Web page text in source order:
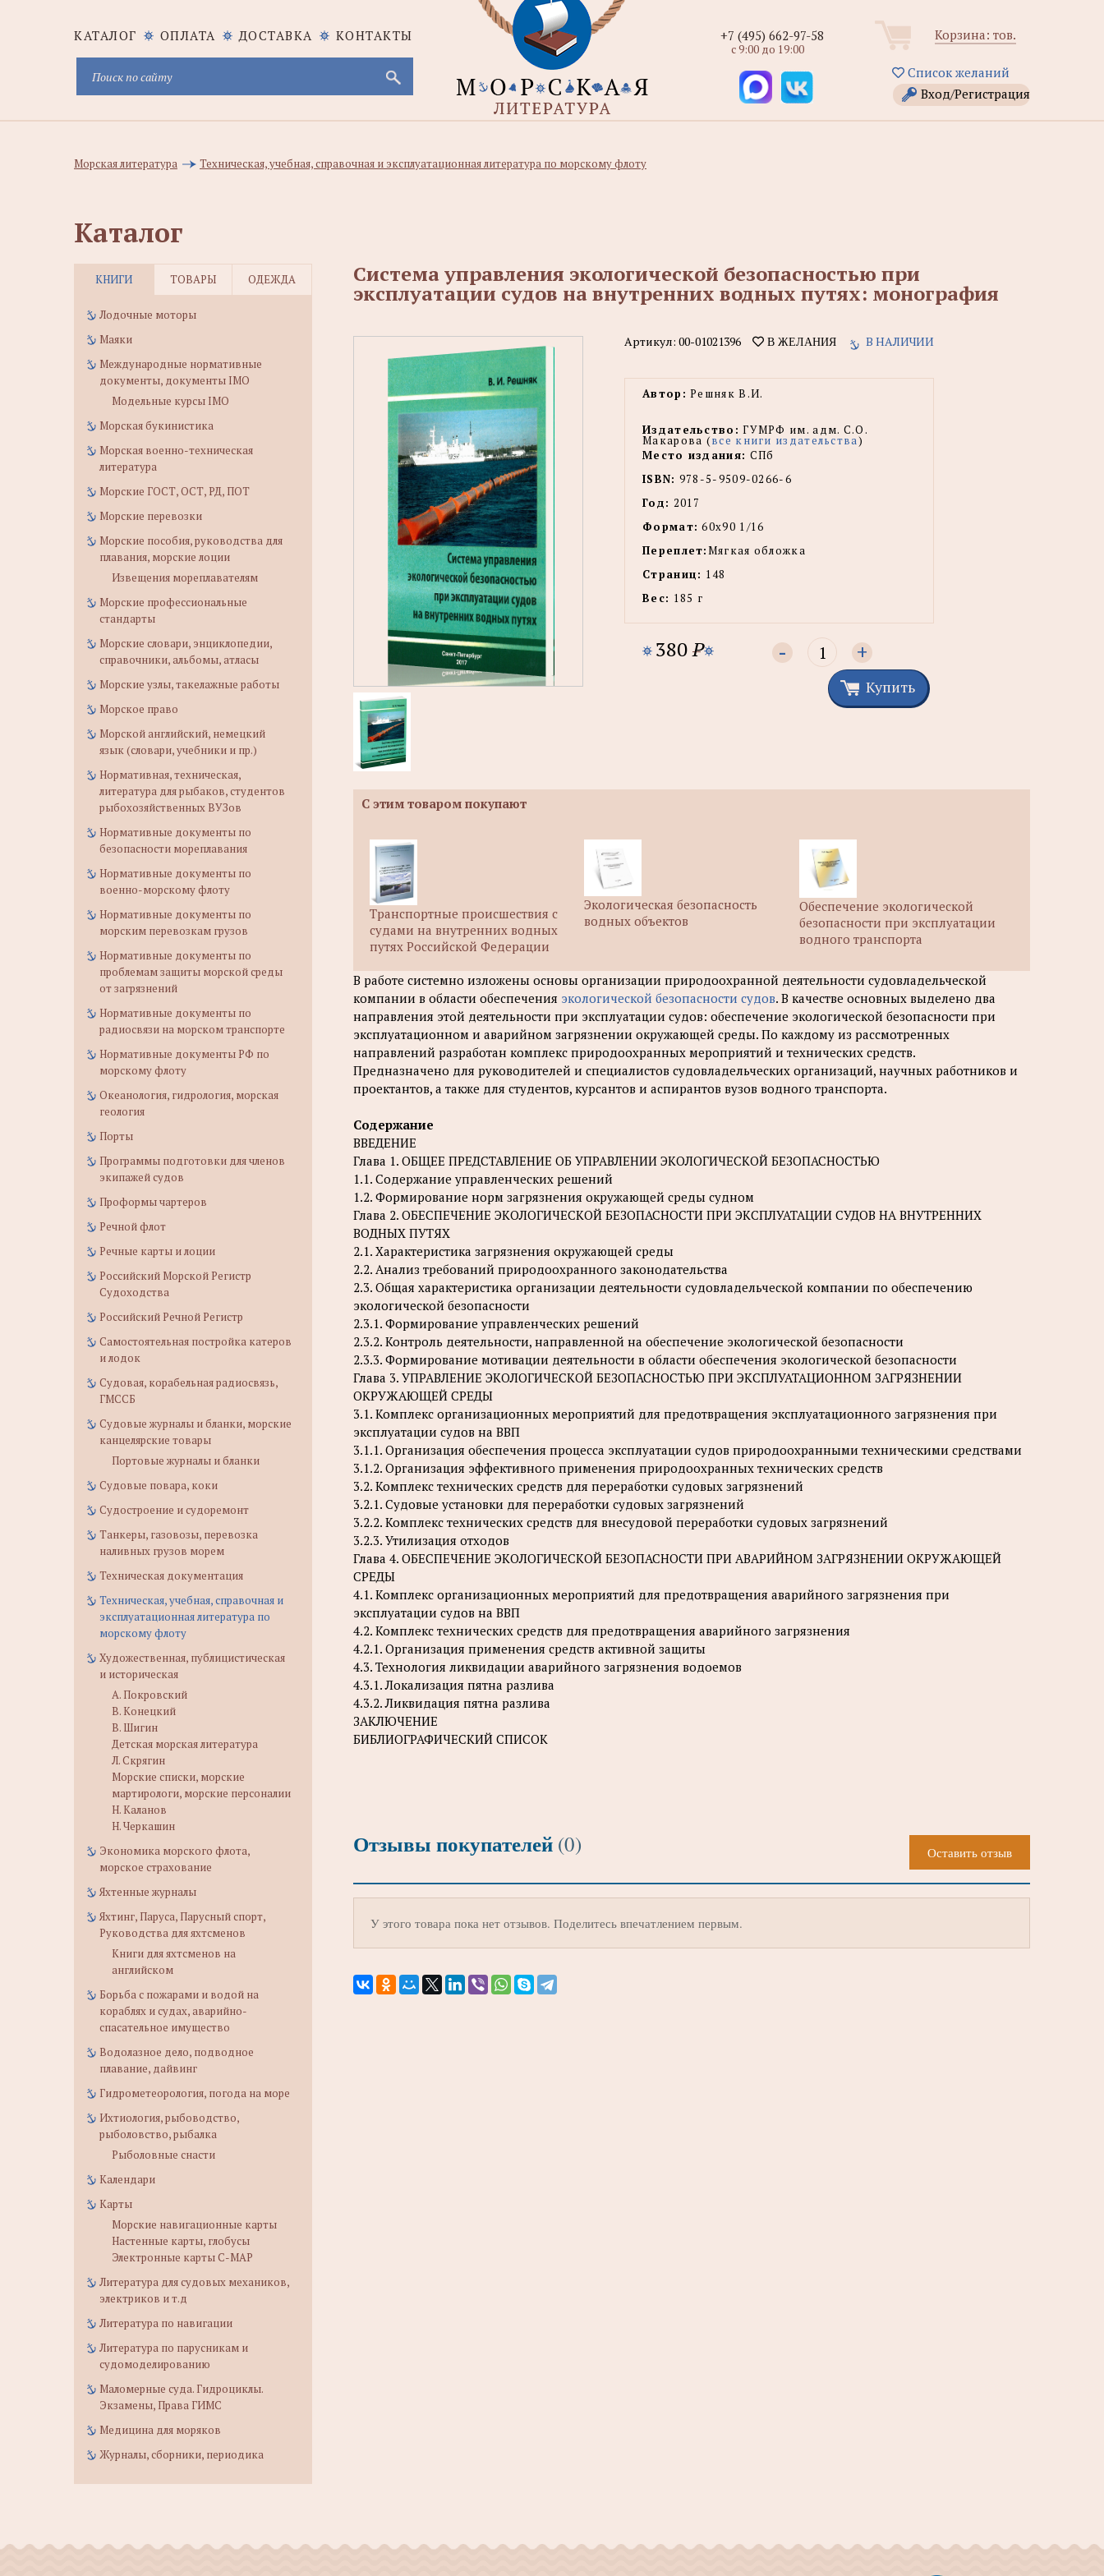
КАТАЛОГ ОПЛАТА ДОСТАВКА КОНТАКТЫ Корзина: тов.
Список желаний
Вход/Регистрация
+7 (495) 662-97-58
с 9:00 до 19:00
Морская литература Техническая, учебная, справочная и эксплуатационная литература по морскому флоту
Каталог
КНИГИ ТОВАРЫ ОДЕЖДА
Лодочные моторы
Маяки
Международные нормативные
документы, документы IMO
Модельные курсы IMO
Морская букинистика
Морская военно-техническая
литература
Морские ГОСТ, ОСТ, РД, ПОТ
Морские перевозки
Морские пособия, руководства для
плавания, морские лоции
Извещения мореплавателям
Морские профессиональные
стандарты
Морские словари, энциклопедии,
справочники, альбомы, атласы
Морские узлы, такелажные работы
Морское право
Морской английский, немецкий
язык (словари, учебники и пр.)
Нормативная, техническая,
литература для рыбаков, студентов
рыбохозяйственных ВУЗов
Нормативные документы по
безопасности мореплавания
Нормативные документы по
военно-морскому флоту
Нормативные документы по
морским перевозкам грузов
Нормативные документы по
проблемам защиты морской среды
от загрязнений
Нормативные документы по
радиосвязи на морском транспорте
Нормативные документы РФ по
морскому флоту
Океанология, гидрология, морская
геология
Порты
Программы подготовки для членов
экипажей судов
Проформы чартеров
Речной флот
Речные карты и лоции
Российский Морской Регистр
Судоходства
Российский Речной Регистр
Самостоятельная постройка катеров
и лодок
Судовая, корабельная радиосвязь,
ГМССБ
Судовые журналы и бланки, морские
канцелярские товары
Портовые журналы и бланки
Судовые повара, коки
Судостроение и судоремонт
Танкеры, газовозы, перевозка
наливных грузов морем
Техническая документация
Техническая, учебная, справочная и
эксплуатационная литература по
морскому флоту
Художественная, публицистическая
и историческая
А. Покровский
В. Конецкий
В. Шигин
Детская морская литература
Л. Скрягин
Морские списки, морские
мартирологи, морские персоналии
Н. Каланов
Н. Черкашин
Экономика морского флота,
морское страхование
Яхтенные журналы
Яхтинг, Паруса, Парусный спорт,
Руководства для яхтсменов
Книги для яхтсменов на
английском
Борьба с пожарами и водой на
кораблях и судах, аварийно-
спасательное имущество
Водолазное дело, подводное
плавание, дайвинг
Гидрометеорология, погода на море
Ихтиология, рыбоводство,
рыболовство, рыбалка
Рыболовные снасти
Календари
Карты
Морские навигационные карты
Настенные карты, глобусы
Электронные карты C-MAP
Литература для судовых механиков,
электриков и т.д
Литература по навигации
Литература по парусникам и
судомоделированию
Маломерные суда. Гидроциклы.
Экзамены, Права ГИМС
Медицина для моряков
Журналы, сборники, периодика
Система управления экологической безопасностью при
эксплуатации судов на внутренних водных путях: монография
Артикул: 00-01021396 В ЖЕЛАНИЯ В НАЛИЧИИ
Автор: Решняк В.И.
Издательство: ГУМРФ им. адм. С.О.
Макарова (все книги издательства)
Место издания: СПб
ISBN: 978-5-9509-0266-6
Год: 2017
Формат: 60х90 1/16
Переплет:Мягкая обложка
Страниц: 148
Вес: 185 г
380P - +
Купить
С этим товаром покупают
Транспортные происшествия с
судами на внутренних водных
путях Российской Федерации
Экологическая безопасность
водных объектов
Обеспечение экологической
безопасности при эксплуатации
водного транспорта
В работе системно изложены основы организации природоохранной деятельности судовладельческой
компании в области обеспечения экологической безопасности судов. В качестве основных выделено два
направления этой деятельности при эксплуатации судов: обеспечение экологической безопасности при
эксплуатационном и аварийном загрязнении окружающей среды. По каждому из рассмотренных
направлений разработан комплекс природоохранных мероприятий и технических средств.
Предназначено для руководителей и специалистов судовладельческих организаций, научных работников и
проектантов, а также для студентов, курсантов и аспирантов вузов водного транспорта.
Содержание
ВВЕДЕНИЕ
Глава 1. ОБЩЕЕ ПРЕДСТАВЛЕНИЕ ОБ УПРАВЛЕНИИ ЭКОЛОГИЧЕСКОЙ БЕЗОПАСНОСТЬЮ
1.1. Содержание управленческих решений
1.2. Формирование норм загрязнения окружающей среды судном
Глава 2. ОБЕСПЕЧЕНИЕ ЭКОЛОГИЧЕСКОЙ БЕЗОПАСНОСТИ ПРИ ЭКСПЛУАТАЦИИ СУДОВ НА ВНУТРЕННИХ
ВОДНЫХ ПУТЯХ
2.1. Характеристика загрязнения окружающей среды
2.2. Анализ требований природоохранного законодательства
2.3. Общая характеристика организации деятельности судовладельческой компании по обеспечению
экологической безопасности
2.3.1. Формирование управленческих решений
2.3.2. Контроль деятельности, направленной на обеспечение экологической безопасности
2.3.3. Формирование мотивации деятельности в области обеспечения экологической безопасности
Глава 3. УПРАВЛЕНИЕ ЭКОЛОГИЧЕСКОЙ БЕЗОПАСНОСТЬЮ ПРИ ЭКСПЛУАТАЦИОННОМ ЗАГРЯЗНЕНИИ
ОКРУЖАЮЩЕЙ СРЕДЫ
3.1. Комплекс организационных мероприятий для предотвращения эксплуатационного загрязнения при
эксплуатации судов на ВВП
3.1.1. Организация обеспечения процесса эксплуатации судов природоохранными техническими средствами
3.1.2. Организация эффективного применения природоохранных технических средств
3.2. Комплекс технических средств для переработки судовых загрязнений
3.2.1. Судовые установки для переработки судовых загрязнений
3.2.2. Комплекс технических средств для внесудовой переработки судовых загрязнений
3.2.3. Утилизация отходов
Глава 4. ОБЕСПЕЧЕНИЕ ЭКОЛОГИЧЕСКОЙ БЕЗОПАСНОСТИ ПРИ АВАРИЙНОМ ЗАГРЯЗНЕНИИ ОКРУЖАЮЩЕЙ
СРЕДЫ
4.1. Комплекс организационных мероприятий для предотвращения аварийного загрязнения при
эксплуатации судов на ВВП
4.2. Комплекс технических средств для предотвращения аварийного загрязнения
4.2.1. Организация применения средств активной защиты
4.3. Технология ликвидации аварийного загрязнения водоемов
4.3.1. Локализация пятна разлива
4.3.2. Ликвидация пятна разлива
ЗАКЛЮЧЕНИЕ
БИБЛИОГРАФИЧЕСКИЙ СПИСОК
Отзывы покупателей (0) Оставить отзыв
У этого товара пока нет отзывов. Поделитесь впечатлением первым.